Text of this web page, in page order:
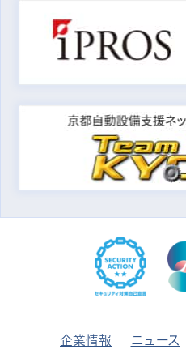
企業情報 ニュース